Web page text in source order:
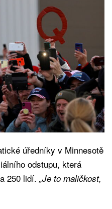
úředníky v Minnesotě
odstupu, která
250 lidí. „Je to maličkost,